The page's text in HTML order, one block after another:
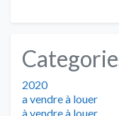
2020
a vendre à louer
à vendre à louer